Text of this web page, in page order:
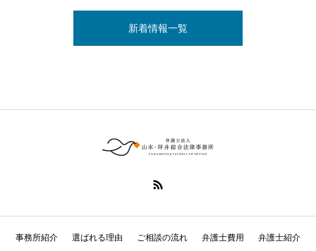
新着情報一覧
事務所紹介 選ばれる理由 ご相談の流れ 弁護士費用 弁護士紹介